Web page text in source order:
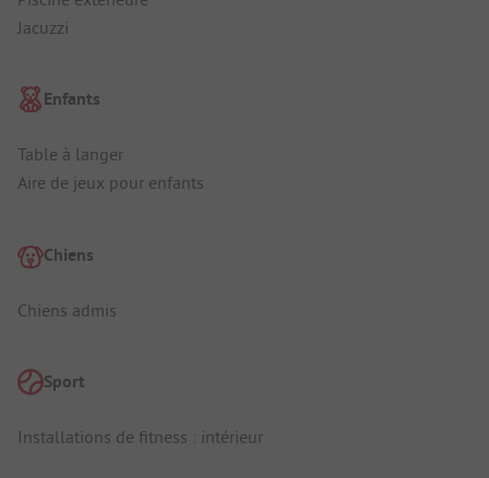
Jacuzzi
Enfants
Table à langer
Aire de jeux pour enfants
Chiens
Chiens admis
Sport
Installations de fitness : intérieur